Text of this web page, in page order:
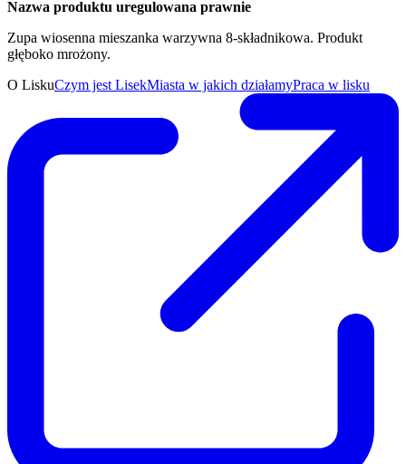
Nazwa produktu uregulowana prawnie
Zupa wiosenna mieszanka warzywna 8-składnikowa. Produkt
głęboko mrożony.
O LiskuCzym jest LisekMiasta w jakich działamyPraca w lisku